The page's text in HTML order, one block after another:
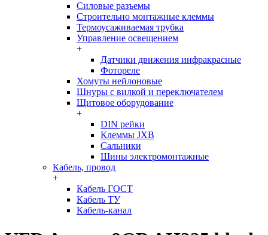
Силовые разъемы
Строительно монтажные клеммы
Термоусаживаемая трубка
Управление освещением
+
Датчики движения инфракрасные
Фотореле
Хомуты нейлоновые
Шнуры с вилкой и переключателем
Щитовое оборудование
+
DIN рейки
Клеммы JXB
Сальники
Шины электромонтажные
Кабель, провод
+
Кабель ГОСТ
Кабель ТУ
Кабель-канал